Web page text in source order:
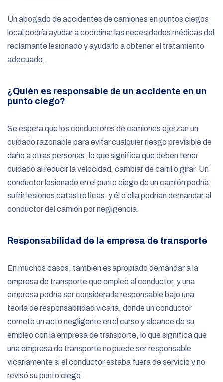
Un abogado de accidentes de camiones en puntos ciegos
local podría ayudar a coordinar las necesidades médicas del
reclamante lesionado y ayudarlo a obtener el tratamiento
adecuado.
¿Quién es responsable de un accidente en un
punto ciego?
Se espera que los conductores de camiones ejerzan un
cuidado razonable para evitar cualquier riesgo previsible de
daño a otras personas, lo que significa que deben tener
cuidado al reducir la velocidad, cambiar de carril o girar. Un
conductor lesionado en el punto ciego de un camión podría
sufrir lesiones catastróficas, y él o ella podrían demandar al
conductor del camión por negligencia.
Responsabilidad de la empresa de transporte
En muchos casos, también es apropiado demandar a la
empresa de transporte que empleó al conductor, y una
empresa podría ser considerada responsable bajo una
teoría de responsabilidad vicaria, donde un conductor
comete un acto negligente en el curso y alcance de su
empleo con la empresa de transporte, lo que significa que
una empresa de transporte no puede ser responsable
vicariamente si el conductor estaba fuera de servicio y no
revisó su punto ciego.